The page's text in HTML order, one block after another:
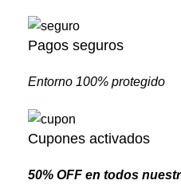
Pagos seguros
Entorno 100% protegido
Cupones activados
50% OFF en todos